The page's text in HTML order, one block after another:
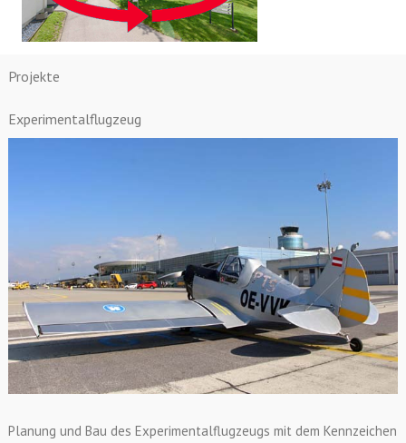
Projekte
Experimentalflugzeug
Planung und Bau des Experimentalflugzeugs mit dem Kennzeichen